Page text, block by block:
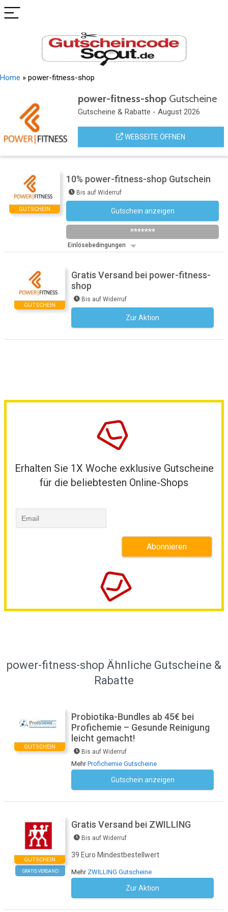
Home » power-fitness-shop
power-fitness-shopGutscheine
Gutscheine & Rabatte - August 2026
WEBSEITE ÖFFNEN
GUTSCHEIN
10% power-fitness-shop Gutschein
Bis auf Widerruf
Gutschein anzeigen
*******
Einlösebedingungen
GUTSCHEIN
Gratis Versand bei power-fitness-
shop
Bis auf Widerruf
Zur Aktion
Erhalten Sie 1X Woche exklusive Gutscheine
für die beliebtesten Online-Shops
power-fitness-shop Ähnliche Gutscheine &
Rabatte
GUTSCHEIN
Probiotika-Bundles ab 45€ bei
Profichemie – Gesunde Reinigung
leicht gemacht!
Bis auf Widerruf
MehrProfichemie Gutscheine
Gutschein anzeigen
GUTSCHEIN
GRATIS VERSAND
Gratis Versand bei ZWILLING
Bis auf Widerruf
39 Euro Mindestbestellwert
Mehr ZWILLING Gutscheine
Zur Aktion